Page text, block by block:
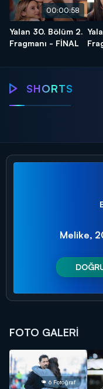
00:00:58
Yalan 30. Bölüm 2.
Fragmanı - FİNAL
SHORTS
severiz!
Melike,
FOTO GALERİ
6 Fotoğraf